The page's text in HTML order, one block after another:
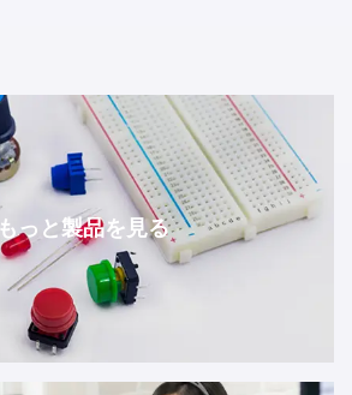
もっと製品を見る